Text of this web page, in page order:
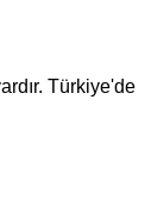
Türkiye'de